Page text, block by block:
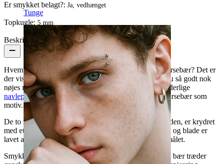
Tunge
Er smykket belagt?: Ja, vedhænget
Topkugle: 5 mm
Beskrivelse
Hvem elsker ikke smagen af dejlige saftige og søde kirsebær? Det er
der vist ikke mange som kan sige sig fri for. Her må du så godt nok
nøjes med synet af samme, i form af denne helt vidunderlige
navlepiercingaf kirurgisk stål, med lækre solmodne kirsebær som
motiv.
De to røde kirsebær som sidder lidt forskudt fra hinanden, er krydret
med et friskt græsgrønt blad over hvert bær. Både bær og blade er
lavet af smukke facétslebne sten som er formet til formålet.
Smykket her er helt uden løse vedhæng, de flotte røde bær træder